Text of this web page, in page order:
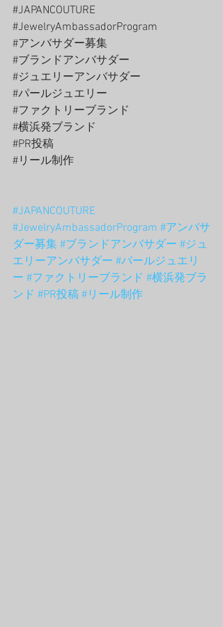
#JAPANCOUTURE
#JewelryAmbassadorProgram
#アンバサダー募集
#ブランドアンバサダー
#ジュエリーアンバサダー
#パールジュエリー
#ファクトリーブランド
#横浜発ブランド
#PR投稿
#リール制作
#JAPANCOUTURE
#JewelryAmbassadorProgram #アンバサ
ダー募集 #ブランドアンバサダー #ジュ
エリーアンバサダー #パールジュエリ
ー #ファクトリーブランド #横浜発ブラ
ンド #PR投稿 #リール制作